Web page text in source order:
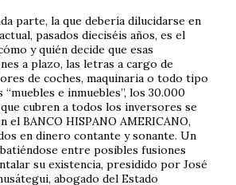
parte, la que debería dilucidarse en
pasados dieciséis años, es el
y quién decide que esas
a plazo, las letras a cargo de
de coches, maquinaria o todo tipo
“muebles e inmuebles”, los 30.000
cubren a todos los inversores se
el BANCO HISPANO AMERICANO,
en dinero contante y sonante. Un
entre posibles fusiones
su existencia, presidido por José
abogado del Estado